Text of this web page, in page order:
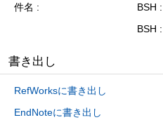
件名 BSH :
BSH :
書き出し
RefWorksに書き出し
EndNoteに書き出し